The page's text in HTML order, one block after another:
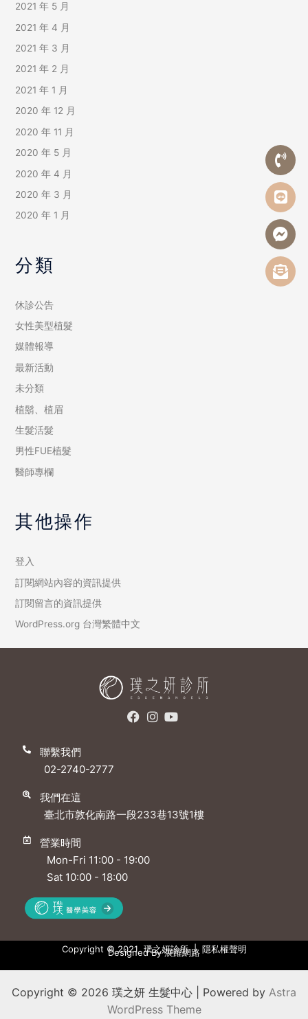
2021 年 5 月
2021 年 4 月
2021 年 3 月
2021 年 2 月
2021 年 1 月
2020 年 12 月
2020 年 11 月
2020 年 5 月
2020 年 4 月
2020 年 3 月
2020 年 1 月
分類
休診公告
女性美型植髮
媒體報導
最新活動
未分類
植鬍、植眉
生髮活髮
男性FUE植髮
醫師專欄
其他操作
登入
訂閱網站內容的資訊提供
訂閱留言的資訊提供
WordPress.org 台灣繁體中文
聯繫我們
02-2740-2777
我們在這
臺北市敦化南路一段233巷13號1樓
營業時間
Mon-Fri 11:00 - 19:00
Sat 10:00 - 18:00
Copyright © 2021 璞之妍診所 | 隱私權聲明
Designed By 展躍網路
Copyright © 2026 璞之妍 生髮中心 | Powered by Astra
WordPress Theme